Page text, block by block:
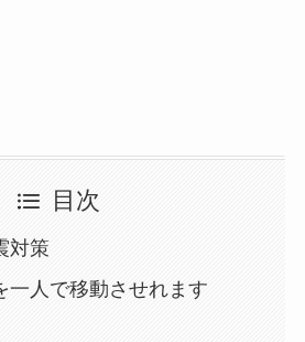
目次
対策
一人で移動させれます